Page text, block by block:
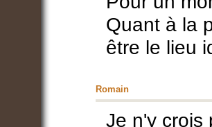
Quant à la
être le lieu
Romain
Je n'y crois